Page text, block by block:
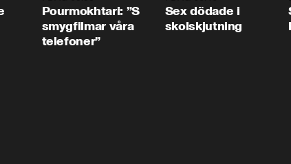
Pourmokhtari: ”S
smygfilmar våra
telefoner”
Sex dödade i
skolskjutning